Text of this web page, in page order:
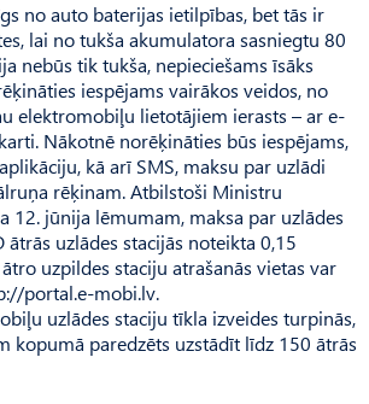
no auto baterijas ietilpības, bet tās ir
lai no tukša akumulatora sasniegtu 80
nebūs tik tukša, nepieciešams īsāks
iespējams vairākos veidos, no
elektromobiļu lietotājiem ierasts – ar e-
Nākotnē norēķināties būs iespējams,
kā arī SMS, maksu par uzlādi
rēķinam. Atbilstoši Ministru
12. jūnija lēmumam, maksa par uzlādes
ātrās uzlādes stacijās noteikta 0,15
uzpildes staciju atrašanās vietas var
portal.e-mobi.lv.
uzlādes staciju tīkla izveides turpinās,
kopumā paredzēts uzstādīt līdz 150 ātrās